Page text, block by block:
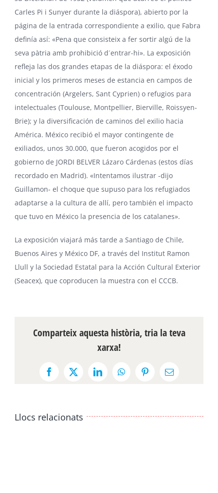
Carles Pi i Sunyer durante la diáspora), abierto por la
página de la entrada correspondiente a exilio, que Fabra
definía así: «Pena que consisteix a fer sortir algú de la
seva pàtria amb prohibició d´entrar-hi». La exposición
refleja las dos grandes etapas de la diáspora: el éxodo
inicial y los primeros meses de estancia en campos de
concentración (Argelers, Sant Cyprien) o refugios para
intelectuales (Toulouse, Montpellier, Bierville, Roissyen-
Brie); y la diversificación de caminos del exilio hacia
América. México recibió el mayor contingente de
exiliados, unos 30.000, que fueron acogidos por el
gobierno de JORDI BELVER Lázaro Cárdenas (estos días
recordado en Madrid). «Intentamos ilustrar -dijo
Guillamon- el choque que supuso para los refugiados
adaptarse a la cultura de allí, pero también el impacto
que tuvo en México la presencia de los catalanes».
La exposición viajará más tarde a Santiago de Chile,
Buenos Aires y México DF, a través del Institut Ramon
Llull y la Sociedad Estatal para la Acción Cultural Exterior
(Seacex), que coproducen la muestra con el CCCB.
Comparteix aquesta història, tria la teva
xarxa!
Facebook
X LinkedInWhatsAppPinterestEmail:
Llocs relacionats